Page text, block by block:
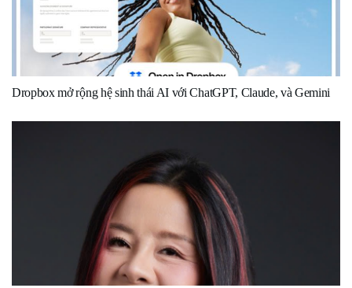
Dropbox mở rộng hệ sinh thái AI với ChatGPT, Claude, và Gemini